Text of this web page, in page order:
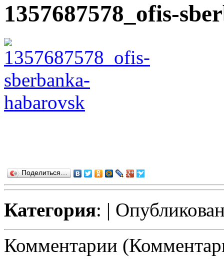
1357687578_ofis-
Поделиться…
Категория: |
Комментарии